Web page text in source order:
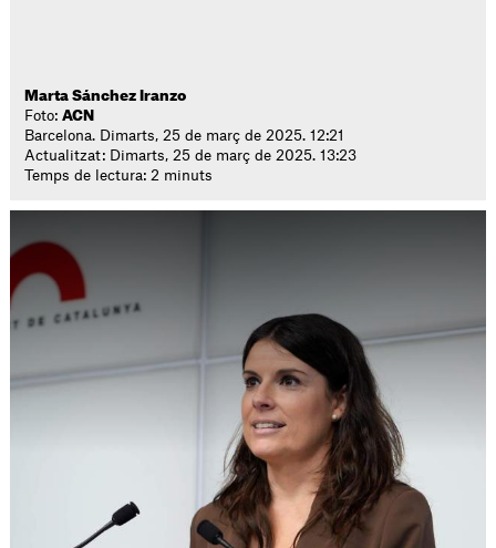
Marta Sánchez Iranzo
Foto:ACN
Barcelona. Dimarts, 25 de març de 2025. 12:21
Actualitzat: Dimarts, 25 de març de 2025. 13:23
Temps de lectura: 2 minuts